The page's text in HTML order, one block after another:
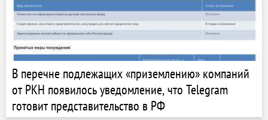
В перечне подлежащих «приземлению» компаний
от РКН появилось уведомление, что Telegram
готовит представительство в РФ